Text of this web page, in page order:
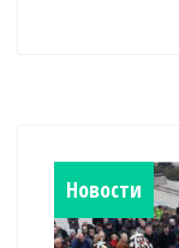
Новости